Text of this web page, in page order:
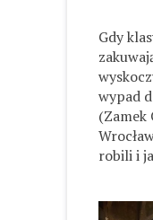
Gdy
wypad
(Zamek
robili i